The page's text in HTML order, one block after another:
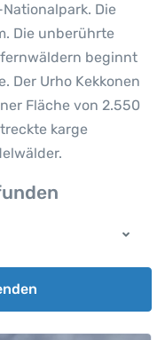
Die
Die unberührte
beginnt
Der Urho Kekkonen
Fläche von 2.550
karge